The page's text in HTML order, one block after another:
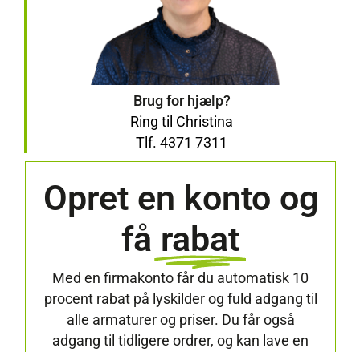
Brug for hjælp?
Ring til Christina
Tlf. 4371 7311
Opret en konto og
få rabat
Med en firmakonto får du automatisk 10
procent rabat på lyskilder og fuld adgang til
alle armaturer og priser. Du får også
adgang til tidligere ordrer, og kan lave en